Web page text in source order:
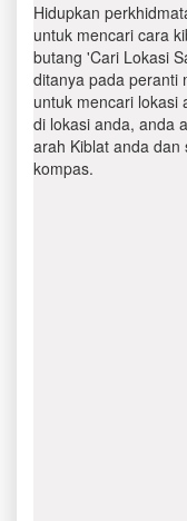
Hidupkan
untuk mencari cara
butang 'Cari Lokasi
ditanya pada peranti
untuk mencari lokasi
di lokasi anda, anda
arah Kiblat anda
kompas.